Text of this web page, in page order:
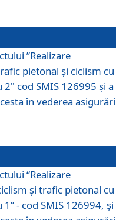
”Realizare
pietonal și ciclism cu
cod SMIS 126995 și a
în vederea
“Realizare
şi trafic pietonal cu
- cod SMIS 126994, și